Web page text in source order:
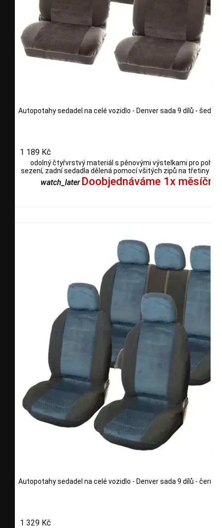
Autopotahy sedadel na celé vozidlo - Denver sada 9 dílů - šedé
1 189 Kč
odolný čtyřvrstvý materiál s pěnovými výstelkami pro
sezení, zadní sedadla dělená pomocí všitých zipů na třetiny i
watch_later Doobjednáváme 1x měsíčně
Autopotahy sedadel na celé vozidlo - Denver sada 9 dílů - černé
1 329 Kč